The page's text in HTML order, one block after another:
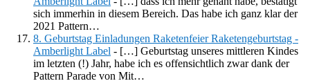
sich immerhin in diesem Bereich. Das habe ich ganz klar der
2021 Pattern…
8. Geburtstag Einladungen Raketenfeier Raketengeburtstag -
Amberlight Label - […] Geburtstag unseres mittleren Kindes
im letzten (!) Jahr, habe ich es offensichtlich zwar dank der
Pattern Parade von Mit…